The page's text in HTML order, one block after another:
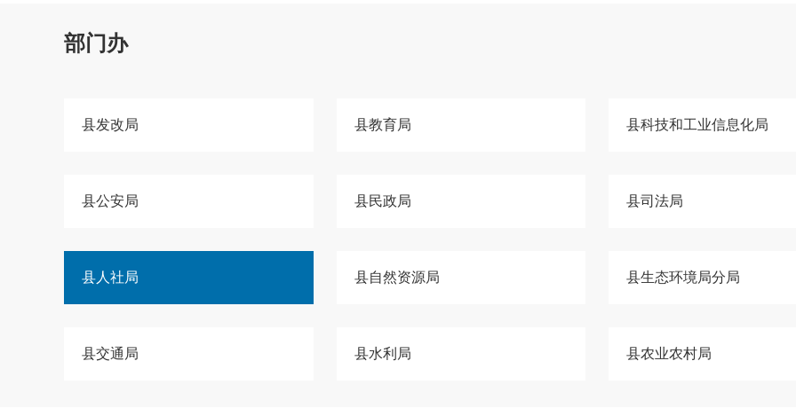
部门办
县发改局 县教育局 县科技和工业信息化局
县公安局 县民政局 县司法局
县人社局 县自然资源局 县生态环境局分局
县交通局 县水利局 县农业农村局